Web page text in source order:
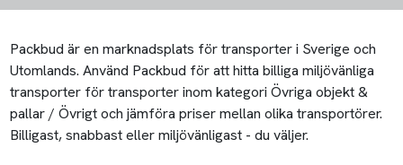
Packbud är en marknadsplats för transporter i Sverige och
Utomlands. Använd Packbud för att hitta billiga miljövänliga
transporter för transporter inom kategori Övriga objekt &
pallar / Övrigt och jämföra priser mellan olika transportörer.
Billigast, snabbast eller miljövänligast - du väljer.